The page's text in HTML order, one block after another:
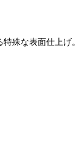
殊な表面仕上げ。